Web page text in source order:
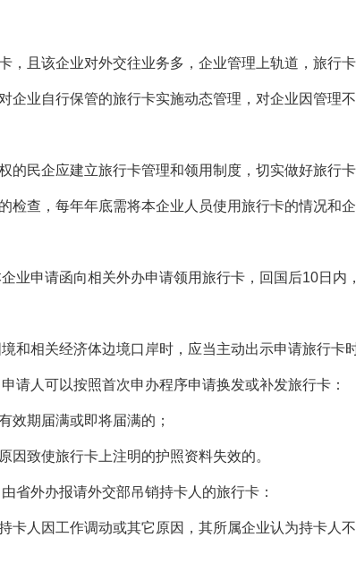
，且该企业对外交往业务多，企业管理上轨道，旅行
企业自行保管的旅行卡实施动态管理，对企业因管理
的民企应建立旅行卡管理和领用制度，切实做好旅行
检查，每年年底需将本企业人员使用旅行卡的情况和
业申请函向相关外办申请领用旅行卡，回国后10日
和相关经济体边境口岸时，应当主动出示申请旅行卡
请人可以按照首次申办程序申请换发或补发旅行卡：
效期届满或即将届满的；
因致使旅行卡上注明的护照资料失效的。
省外办报请外交部吊销持卡人的旅行卡：
卡人因工作调动或其它原因，其所属企业认为持卡